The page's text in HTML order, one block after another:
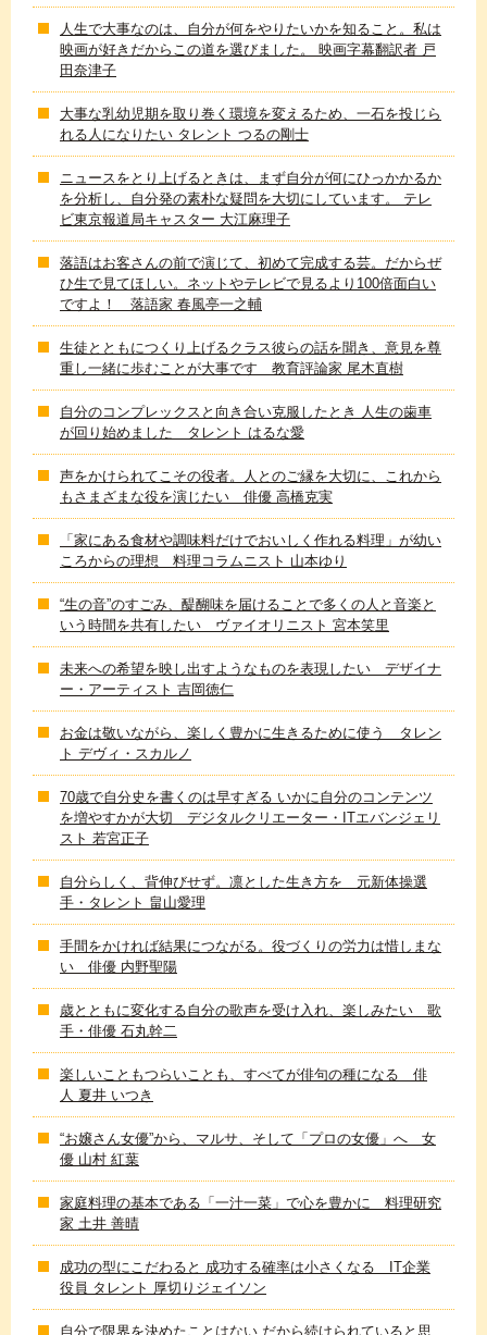
人生で大事なのは、自分が何をやりたいかを知ること。私は
映画が好きだからこの道を選びました。 映画字幕翻訳者 戸
田奈津子
大事な乳幼児期を取り巻く環境を変えるため、一石を投じら
れる人になりたい タレント つるの剛士
ニュースをとり上げるときは、まず自分が何にひっかかるか
を分析し、自分発の素朴な疑問を大切にしています。 テレ
ビ東京報道局キャスター 大江麻理子
落語はお客さんの前で演じて、初めて完成する芸。だからぜ
ひ生で見てほしい。ネットやテレビで見るより100倍面白い
ですよ！ 落語家 春風亭一之輔
生徒とともにつくり上げるクラス彼らの話を聞き、意見を尊
重し一緒に歩むことが大事です 教育評論家 尾木直樹
自分のコンプレックスと向き合い克服したとき 人生の歯車
が回り始めました タレント はるな愛
声をかけられてこその役者。人とのご縁を大切に、これから
もさまざまな役を演じたい 俳優 高橋克実
「家にある食材や調味料だけでおいしく作れる料理」が幼い
ころからの理想 料理コラムニスト 山本ゆり
“生の音”のすごみ、醍醐味を届けることで多くの人と音楽と
いう時間を共有したい ヴァイオリニスト 宮本笑里
未来への希望を映し出すようなものを表現したい デザイナ
ー・アーティスト 吉岡徳仁
お金は敬いながら、楽しく豊かに生きるために使う タレン
ト デヴィ・スカルノ
70歳で自分史を書くのは早すぎる いかに自分のコンテンツ
を増やすかが大切 デジタルクリエーター・ITエバンジェリ
スト 若宮正子
自分らしく、背伸びせず。凛とした生き方を 元新体操選
手・タレント 畠山愛理
手間をかければ結果につながる。役づくりの労力は惜しまな
い 俳優 内野聖陽
歳とともに変化する自分の歌声を受け入れ、楽しみたい 歌
手・俳優 石丸幹二
楽しいこともつらいことも、すべてが俳句の種になる 俳
人 夏井 いつき
“お嬢さん女優”から、マルサ、そして「プロの女優」へ 女
優 山村 紅葉
家庭料理の基本である「一汁一菜」で心を豊かに 料理研究
家 土井 善晴
成功の型にこだわると 成功する確率は小さくなる IT企業
役員 タレント 厚切りジェイソン
自分で限界を決めたことはない だから続けられていると思